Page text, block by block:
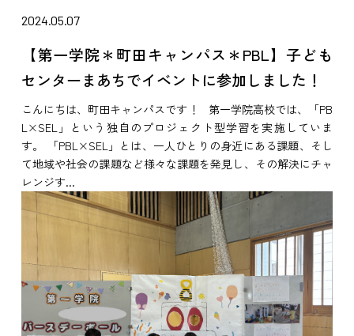
2024.05.07
【第一学院＊町田キャンパス＊PBL】子ども
センターまあちでイベントに参加しました！
こんにちは、町田キャンパスです！ 第一学院高校では、「PB
L×SEL」という独自のプロジェクト型学習を実施していま
す。 「PBL×SEL」とは、一人ひとりの身近にある課題、そし
て地域や社会の課題など様々な課題を発見し、その解決にチャ
レンジす...